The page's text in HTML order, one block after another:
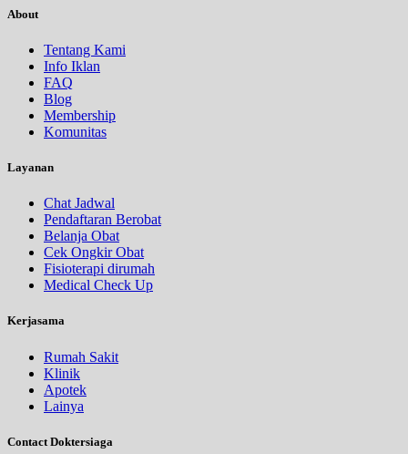
About
Tentang Kami
Info Iklan
FAQ
Blog
Membership
Komunitas
Layanan
Chat Jadwal
Pendaftaran Berobat
Belanja Obat
Cek Ongkir Obat
Fisioterapi dirumah
Medical Check Up
Kerjasama
Rumah Sakit
Klinik
Apotek
Lainya
Contact Doktersiaga